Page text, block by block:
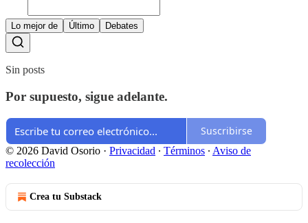
Lo mejor de Último Debates
Sin posts
Por supuesto, sigue adelante.
Suscribirse
© 2026 David Osorio · Privacidad ∙ Términos ∙ Aviso de
recolección
Crea tu Substack